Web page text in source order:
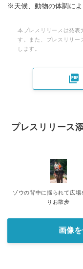
※天候、動物の体調によ
本プレスリリースは発表
す。また、プレスリリー
します。

プレスリリース
ゾウの背中に揺られて広場
りお散歩
画像